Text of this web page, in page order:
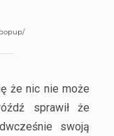
że nic nie może
sprawił że
swoją